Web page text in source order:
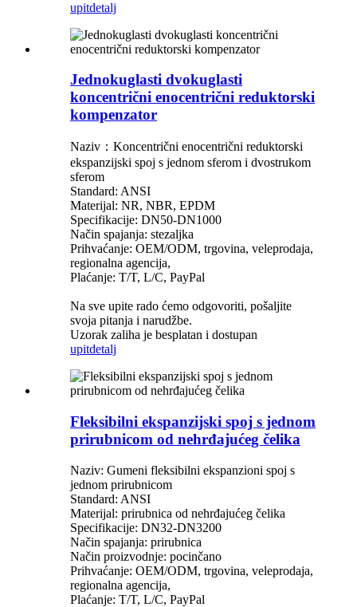
upitdetalj
Jednokuglasti dvokuglasti
koncentrični enocentrični reduktorski
kompenzator
Naziv：Koncentrični enocentrični reduktorski
ekspanzijski spoj s jednom sferom i dvostrukom
sferom
Standard: ANSI
Materijal: NR, NBR, EPDM
Specifikacije: DN50-DN1000
Način spajanja: stezaljka
Prihvaćanje: OEM/ODM, trgovina, veleprodaja,
regionalna agencija,
Plaćanje: T/T, L/C, PayPal
Na sve upite rado ćemo odgovoriti, pošaljite
svoja pitanja i narudžbe.
Uzorak zaliha je besplatan i dostupan
upitdetalj
Fleksibilni ekspanzijski spoj s jednom
prirubnicom od nehrđajućeg čelika
Naziv: Gumeni fleksibilni ekspanzioni spoj s
jednom prirubnicom
Standard: ANSI
Materijal: prirubnica od nehrđajućeg čelika
Specifikacije: DN32-DN3200
Način spajanja: prirubnica
Način proizvodnje: pocinčano
Prihvaćanje: OEM/ODM, trgovina, veleprodaja,
regionalna agencija,
Plaćanje: T/T, L/C, PayPal